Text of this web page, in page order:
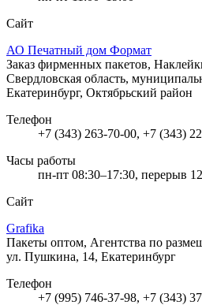
Сайт
АО Печатный дом Формат
Заказ фирменных пакетов,
Свердловская область,
Екатеринбург, Октябрьский район
Телефон
+7 (343) 263-70-00, +7 (343)
Часы работы
пн-пт 08:30–17:30, перерыв
Сайт
Grafika
Пакеты оптом, Агентства по
ул. Пушкина, 14, Екатеринбург
Телефон
+7 (995) 746-37-98, +7 (343)